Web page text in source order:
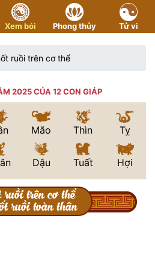
Xem bói Phong thủy Tử vi
ruồi trên cơ thể
2025 CỦA 12 CON GIÁP
Mão Thìn Tỵ
Dậu Tuất Hợi
trên cơ thể
ruồi toàn thân